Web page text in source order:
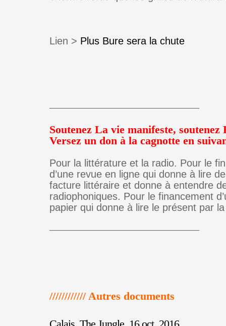
Lien > Plus Bure sera la chute
—————————————–
Soutenez La vie manifeste, soutenez
Versez un don à la cagnotte en
Pour la littérature et la radio. Pour le
d’une revue en ligne qui donne à lire
facture littéraire et donne à entendre
radiophoniques. Pour le financement
papier qui donne à lire le présent par
—————————————–
//////////// Autres documents